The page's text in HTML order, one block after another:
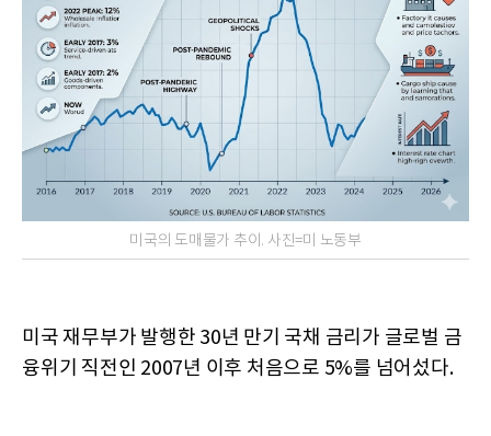
미국의 도매물가 추이. 사진=미 노동부
미국 재무부가 발행한 30년 만기 국채 금리가 글로벌 금
융위기 직전인 2007년 이후 처음으로 5%를 넘어섰다.